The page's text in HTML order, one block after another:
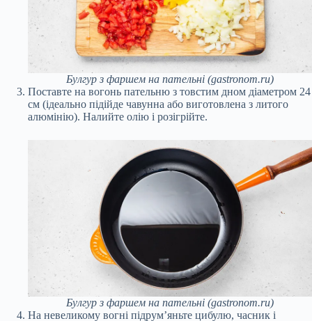
Булгур з фаршем на пательні (gastronom.ru)
Поставте на вогонь пательню з товстим дном діаметром 24
см (ідеально підійде чавунна або виготовлена з литого
алюмінію). Налийте олію і розігрійте.
Булгур з фаршем на пательні (gastronom.ru)
На невеликому вогні підрум’яньте цибулю, часник і